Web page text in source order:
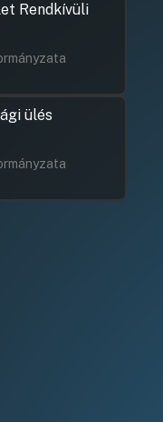
Rendkívüli
ülés